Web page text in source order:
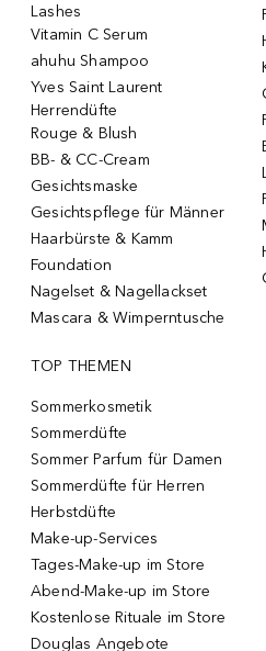
Lashes
Vitamin C Serum
ahuhu Shampoo
Yves Saint Laurent
Herrendüfte
Rouge & Blush
BB- & CC-Cream
Gesichtsmaske
Gesichtspflege für Männer
Haarbürste & Kamm
Foundation
Nagelset & Nagellackset
Mascara & Wimperntusche
TOP THEMEN
Sommerkosmetik
Sommerdüfte
Sommer Parfum für Damen
Sommerdüfte für Herren
Herbstdüfte
Make-up-Services
Tages-Make-up im Store
Abend-Make-up im Store
Kostenlose Rituale im Store
Douglas Angebote